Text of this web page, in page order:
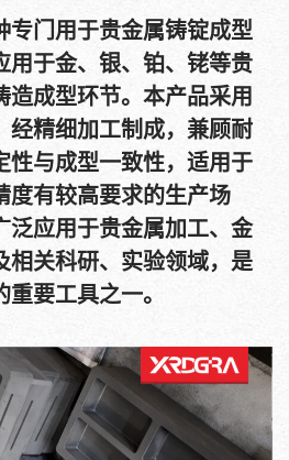
专门用于贵金属铸锭成型
用于金、银、铂、铑等贵
造成型环节。本产品采用
经精细加工制成，兼顾耐
性与成型一致性，适用于
度有较高要求的生产场
泛应用于贵金属加工、金
相关科研、实验领域，是
要工具之一。